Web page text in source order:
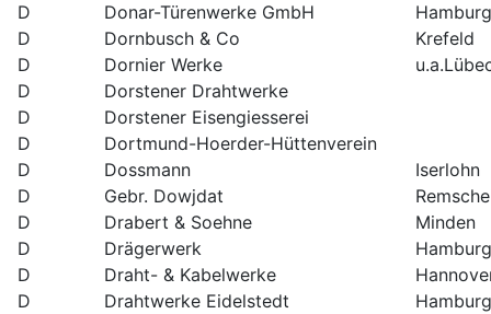
D
Donar-Türenwerke GmbH
Hamburg
D
Dornbusch & Co
Krefeld
D
Dornier Werke
D
Dorstener Drahtwerke
D
Dorstener Eisengiesserei
D
Dortmund-Hoerder-Hüttenverein
D
Dossmann
Iserlohn
D
Gebr. Dowjdat
D
Drabert & Soehne
Minden
D
Drägerwerk
Hamburg
D
Draht- & Kabelwerke
D
Drahtwerke Eidelstedt
Hamburg